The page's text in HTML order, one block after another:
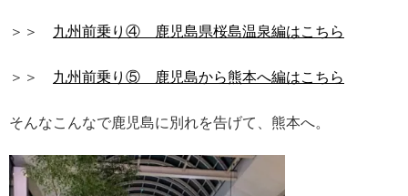
＞＞ 九州前乗り④ 鹿児島県桜島温泉編はこちら
＞＞ 九州前乗り⑤ 鹿児島から熊本へ編はこちら
そんなこんなで鹿児島に別れを告げて、熊本へ。